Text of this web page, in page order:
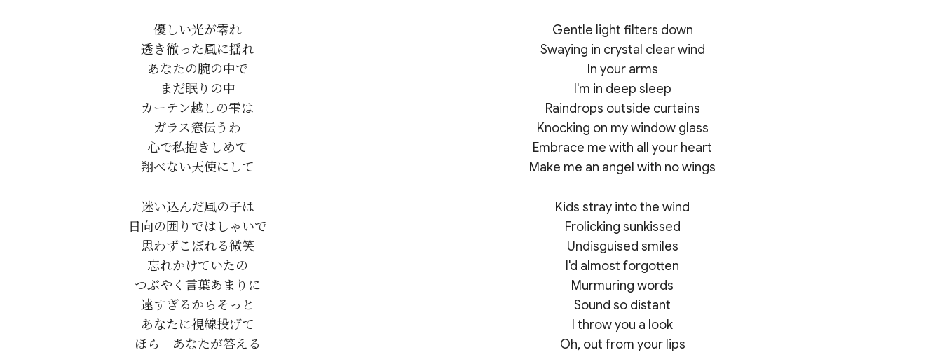
優しい光が零れ
透き徹った風に揺れ
あなたの腕の中で
まだ眠りの中
カーテン越しの雫は
ガラス窓伝うわ
心で私抱きしめて
迷い込んだ風の子は
日向の囲りではしゃいで
思わずこぼれる微笑
忘れかけていたの
つぶやく言葉あまりに
遠すぎるからそっと
あなたに視線投げて
Gentle light filters down
Swaying in crystal clear wind
In your arms
I'm in deep sleep
Raindrops outside curtains
Knocking on my window glass
Embrace me with all your heart
Kids stray into the wind
Frolicking sunkissed
Undisguised smiles
I'd almost forgotten
Murmuring words
Sound so distant
I throw you a look